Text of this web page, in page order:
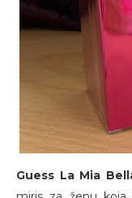
Guess La Mia